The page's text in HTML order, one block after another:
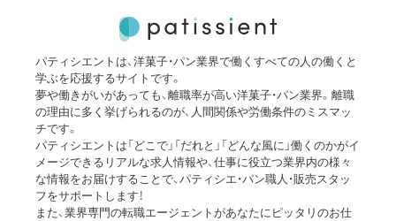
パティシエントは、洋菓子・パン業界で働くすべての人の働くと
学ぶを応援するサイトです。
夢や働きがいがあっても、離職率が高い洋菓子・パン業界。離職
の理由に多く挙げられるのが、人間関係や労働条件のミスマッ
チです。
パティシエントは「どこで」「だれと」「どんな風に」働くのかがイ
メージできるリアルな求人情報や、仕事に役立つ業界内の様々
な情報をお届けすることで、パティシエ・パン職人・販売スタッ
フをサポートします！
また、業界専門の転職エージェントがあなたにピッタリのお仕